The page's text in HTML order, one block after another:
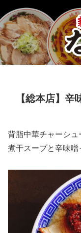
【総本店】辛
背脂中華チャーシュ
煮干スープと辛味